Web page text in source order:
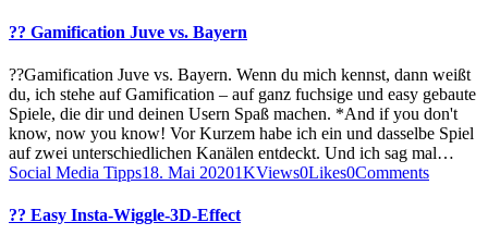
?? Gamification Juve vs. Bayern
??Gamification Juve vs. Bayern. Wenn du mich kennst, dann weißt
du, ich stehe auf Gamification – auf ganz fuchsige und easy gebaute
Spiele, die dir und deinen Usern Spaß machen. *And if you don't
know, now you know! Vor Kurzem habe ich ein und dasselbe Spiel
auf zwei unterschiedlichen Kanälen entdeckt. Und ich sag mal…
Social Media Tipps18. Mai 20201KViews0Likes0Comments
?? Easy Insta-Wiggle-3D-Effect